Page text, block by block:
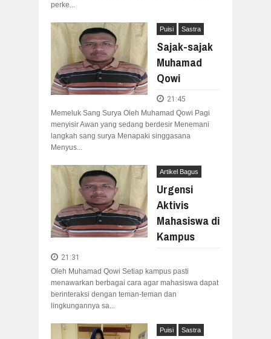
perke...
Puisi Sastra
Sajak-sajak
Muhamad
Qowi
21:45
Memeluk Sang Surya Oleh Muhamad Qowi Pagi
menyisir Awan yang sedang berdesir Menemani
langkah sang surya Menapaki singgasana
Menyus...
Artikel Bagus
Urgensi
Aktivis
Mahasiswa di
Kampus
21:31
Oleh Muhamad Qowi Setiap kampus pasti
menawarkan berbagai cara agar mahasiswa dapat
berinteraksi dengan teman-teman dan
lingkungannya sa...
Puisi Sastra